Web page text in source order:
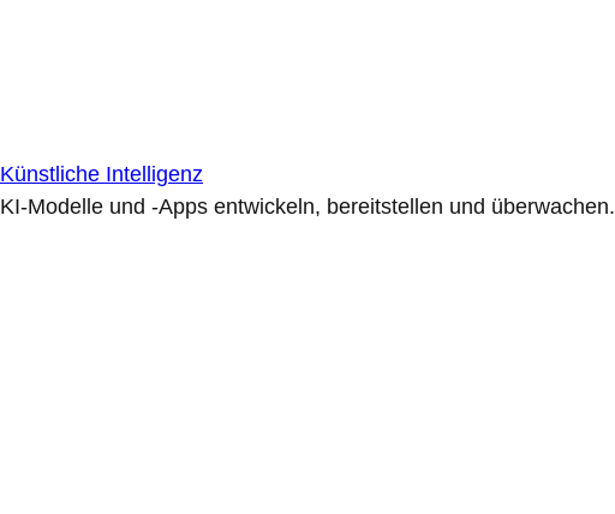
Künstliche Intelligenz
KI-Modelle und -Apps entwickeln, bereitstellen und überwachen.